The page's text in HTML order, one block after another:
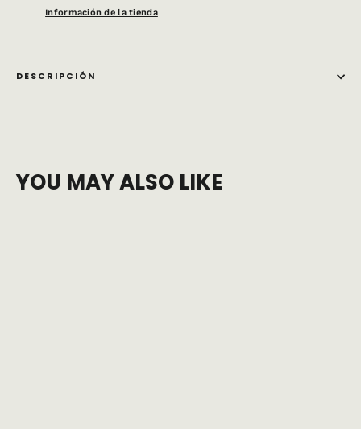
Información de la tienda
DESCRIPCIÓN
YOU MAY ALSO LIKE